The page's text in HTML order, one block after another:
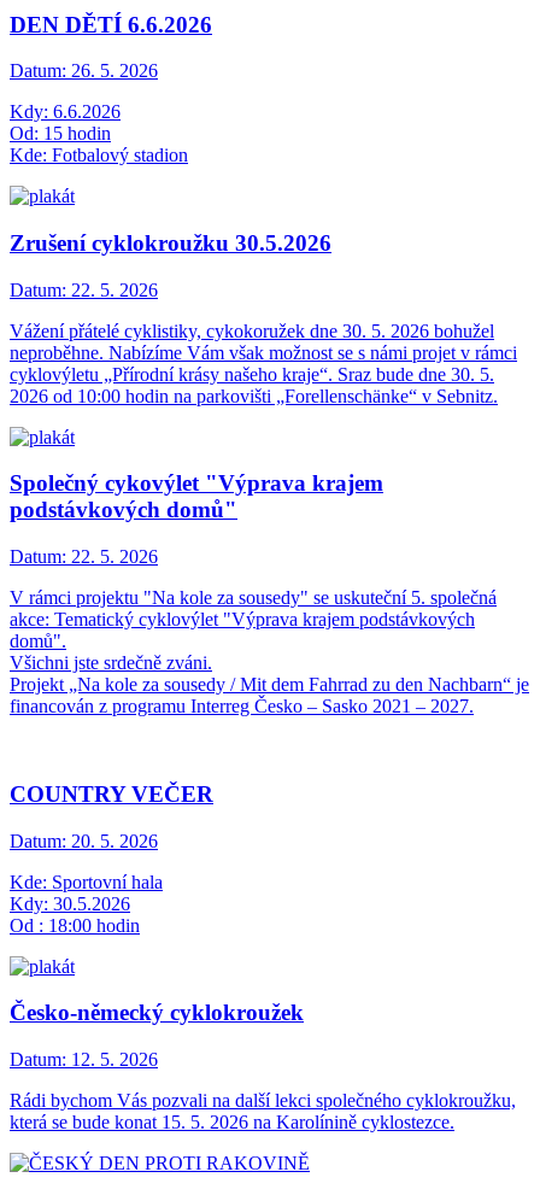
DEN DĚTÍ 6.6.2026
Datum: 26. 5. 2026
Kdy: 6.6.2026
Od: 15 hodin
Kde: Fotbalový stadion
Zrušení cyklokroužku 30.5.2026
Datum: 22. 5. 2026
Vážení přátelé cyklistiky, cykokoružek dne 30. 5. 2026 bohužel
neproběhne. Nabízíme Vám však možnost se s námi projet v rámci
cyklovýletu „Přírodní krásy našeho kraje“. Sraz bude dne 30. 5.
2026 od 10:00 hodin na parkovišti „Forellenschänke“ v Sebnitz.
Společný cykovýlet "Výprava krajem
podstávkových domů"
Datum: 22. 5. 2026
V rámci projektu "Na kole za sousedy" se uskuteční 5. společná
akce: Tematický cyklovýlet "Výprava krajem podstávkových
domů".
Všichni jste srdečně zváni.
Projekt „Na kole za sousedy / Mit dem Fahrrad zu den Nachbarn“ je
financován z programu Interreg Česko – Sasko 2021 – 2027.
COUNTRY VEČER
Datum: 20. 5. 2026
Kde: Sportovní hala
Kdy: 30.5.2026
Od : 18:00 hodin
Česko-německý cyklokroužek
Datum: 12. 5. 2026
Rádi bychom Vás pozvali na další lekci společného cyklokroužku,
která se bude konat 15. 5. 2026 na Karolínině cyklostezce.